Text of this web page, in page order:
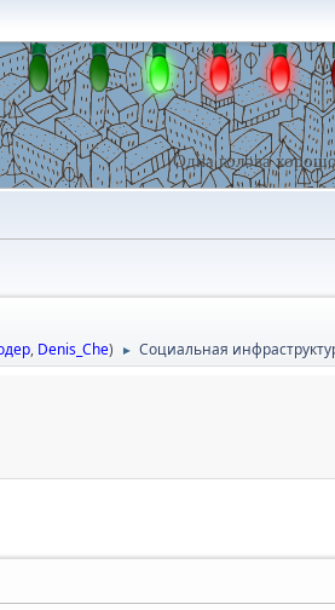
Одна голова
, Denis_Che) ► Социальная